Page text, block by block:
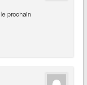
prochain